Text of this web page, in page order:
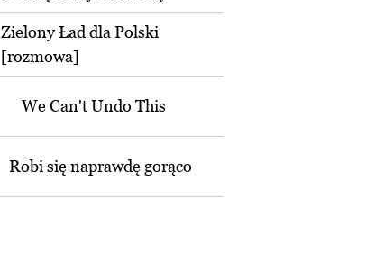
Zielony Ład dla Polski
[rozmowa]
We Can't Undo This
Robi się naprawdę gorąco